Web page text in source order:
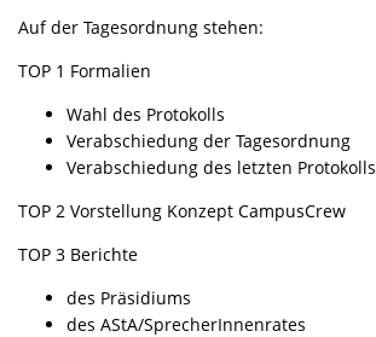
Auf der Tagesordnung stehen:
TOP 1 Formalien
Wahl des Protokolls
Verabschiedung der Tagesordnung
Verabschiedung des letzten Protokolls
TOP 2 Vorstellung Konzept CampusCrew
TOP 3 Berichte
des Präsidiums
des AStA/SprecherInnenrates